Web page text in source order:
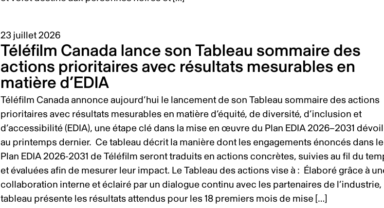
23 juillet 2026
Téléfilm Canada lance son Tableau sommaire des
actions prioritaires avec résultats mesurables en
matière d’EDIA
Téléfilm Canada annonce aujourd’hui le lancement de son Tableau sommaire des actions
prioritaires avec résultats mesurables en matière d’équité, de diversité, d’inclusion et
d’accessibilité (EDIA), une étape clé dans la mise en œuvre du Plan EDIA 2026–2031
au printemps dernier. Ce tableau décrit la manière dont les engagements énoncés dans le
Plan EDIA 2026-2031 de Téléfilm seront traduits en actions concrètes, suivies au fil du
et évaluées afin de mesurer leur impact. Le Tableau des actions vise à : Élaboré grâce à
collaboration interne et éclairé par un dialogue continu avec les partenaires de l’industrie,
tableau présente les résultats attendus pour les 18 premiers mois de mise […]